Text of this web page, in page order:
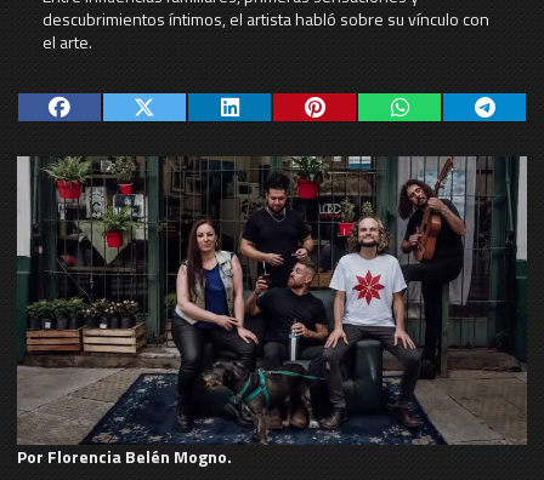
descubrimientos íntimos, el artista habló sobre su vínculo con
el arte.
Por Florencia Belén Mogno.